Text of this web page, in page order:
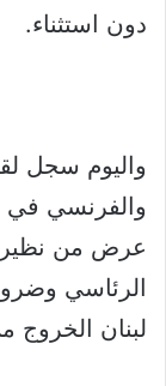
دون استثناء.
واليوم سجل
والفرنسي في
الرئاسي
لبنان الخروج